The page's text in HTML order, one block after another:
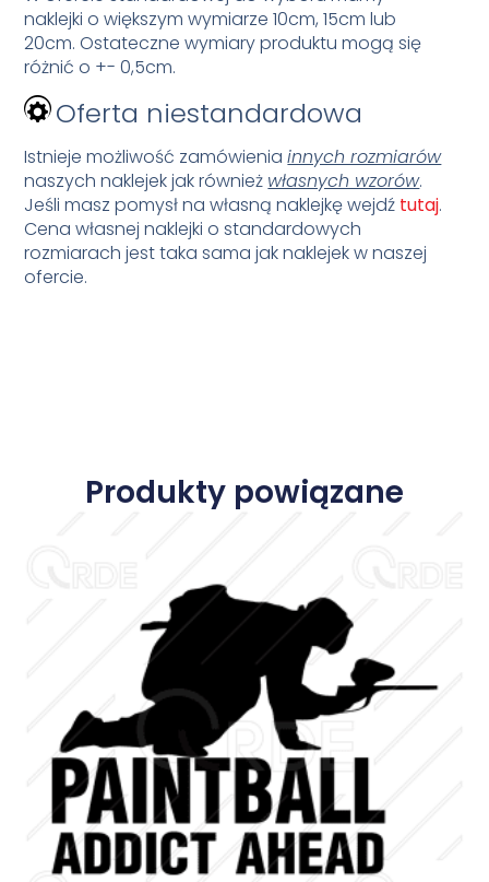
naklejki o większym wymiarze 10cm, 15cm lub
20cm. Ostateczne wymiary produktu mogą się
różnić o +- 0,5cm.
Oferta niestandardowa
Istnieje możliwość zamówieniainnych rozmiarów
naszych naklejek jak również własnych wzorów.
Jeśli masz pomysł na własną naklejkę wejdź tutaj.
Cena własnej naklejki o standardowych
rozmiarach jest taka sama jak naklejek w naszej
ofercie.
Produkty powiązane